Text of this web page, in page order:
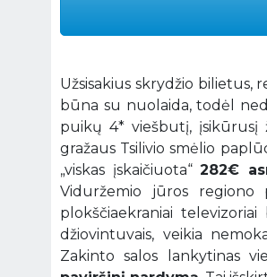
Užsisakius skrydžio
būna su nuolaida, todėl
puikų 4* viešbutį, įsikūrusį
gražaus Tsilivio smėlio
„viskas įskaičiuota“282€
Viduržemio jūros regiono
plokščiaekraniai
džiovintuvais, veikia
Zakinto salos lankytinas